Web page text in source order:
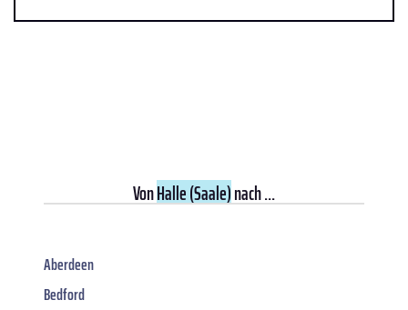
VonHalle (Saale)nach ...
Aberdeen
Bedford